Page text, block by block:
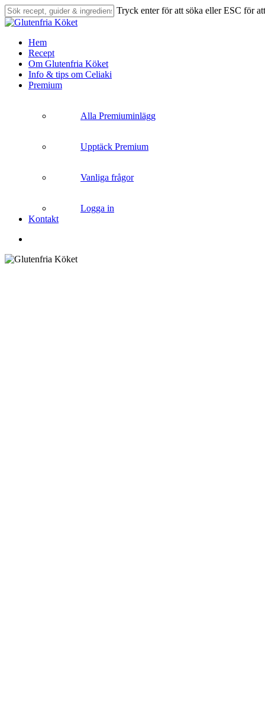
Skip
to
content
Tryck enter för att söka eller ESC för
Close
search
Menu
Hem
Recept
Om Glutenfria Köket
Info & tips om Celiaki
Premium
Alla Premiuminlägg
Upptäck Premium
Vanliga frågor
Logga in
Kontakt